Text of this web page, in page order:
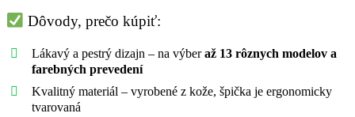
Dôvody, prečo kúpiť:
Lákavý a pestrý dizajn – na výberaž 13 rôznych modelov a
farebných prevedení
Kvalitný materiál – vyrobené z kože, špička je ergonomicky
tvarovaná